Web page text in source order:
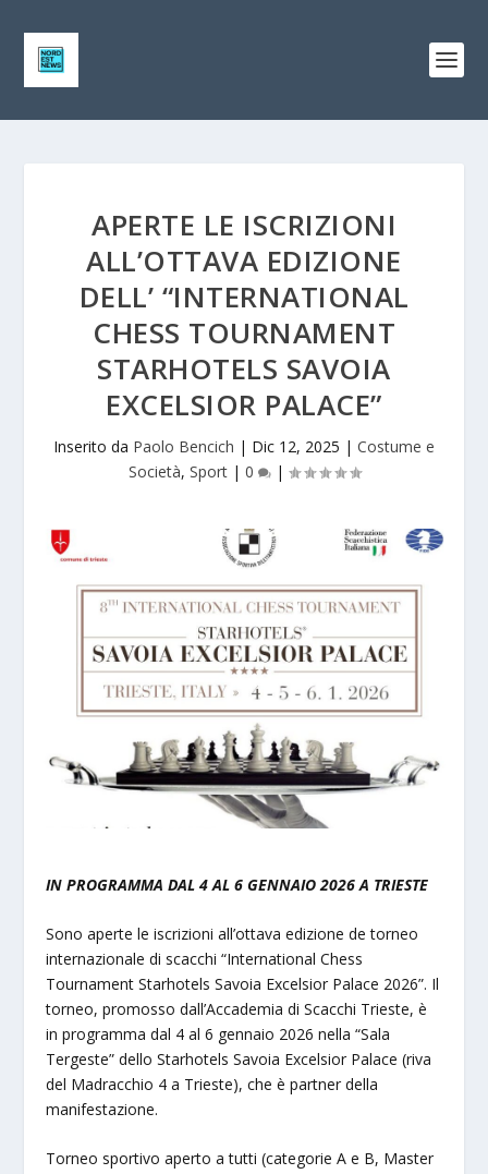
APERTE LE ISCRIZIONI
ALL’OTTAVA EDIZIONE
DELL’ “INTERNATIONAL
CHESS TOURNAMENT
STARHOTELS SAVOIA
EXCELSIOR PALACE”
Inserito da Paolo Bencich | Dic 12, 2025 | Costume e
Società, Sport| 0 |
IN PROGRAMMA DAL 4 AL 6 GENNAIO 2026 A TRIESTE
Sono aperte le iscrizioni all’ottava edizione de torneo
internazionale di scacchi “International Chess
Tournament Starhotels Savoia Excelsior Palace 2026”. Il
torneo, promosso dall’Accademia di Scacchi Trieste, è
in programma dal 4 al 6 gennaio 2026 nella “Sala
Tergeste” dello Starhotels Savoia Excelsior Palace (riva
del Madracchio 4 a Trieste), che è partner della
manifestazione.
Torneo sportivo aperto a tutti (categorie A e B, Master